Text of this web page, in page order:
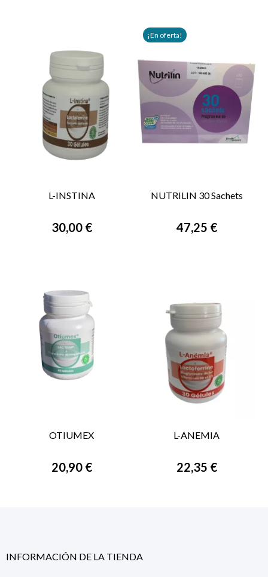
L-INSTINA
30,00 €
NUTRILIN 30 Sachets
47,25 €
¡En oferta!
OTIUMEX
20,90 €
L-ANEMIA
22,35 €
INFORMACIÓN DE LA TIENDA